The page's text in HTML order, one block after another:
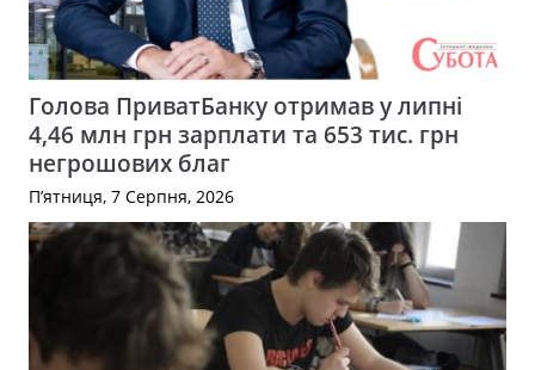
Голова ПриватБанку отримав у липні
4,46 млн грн зарплати та 653 тис. грн
негрошових благ
П’ятниця, 7 Серпня, 2026